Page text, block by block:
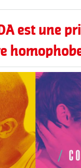
est une